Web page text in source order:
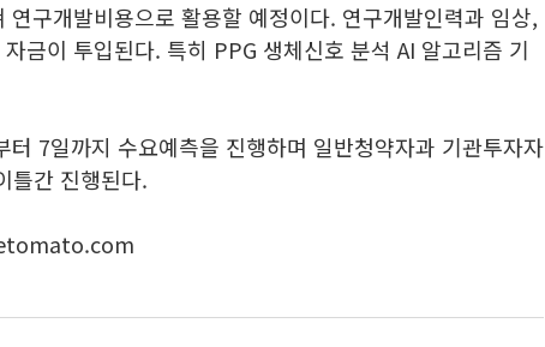
연구개발비용으로 활용할 예정이다. 연구개발인력과 임상,
금이 투입된다. 특히 PPG 생체신호 분석 AI 알고리즘 기
터 7일까지 수요예측을 진행하며 일반청약자과 기관투자자
틀간 진행된다.